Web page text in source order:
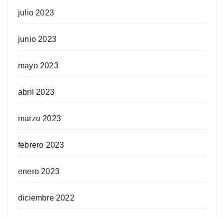
julio 2023
junio 2023
mayo 2023
abril 2023
marzo 2023
febrero 2023
enero 2023
diciembre 2022